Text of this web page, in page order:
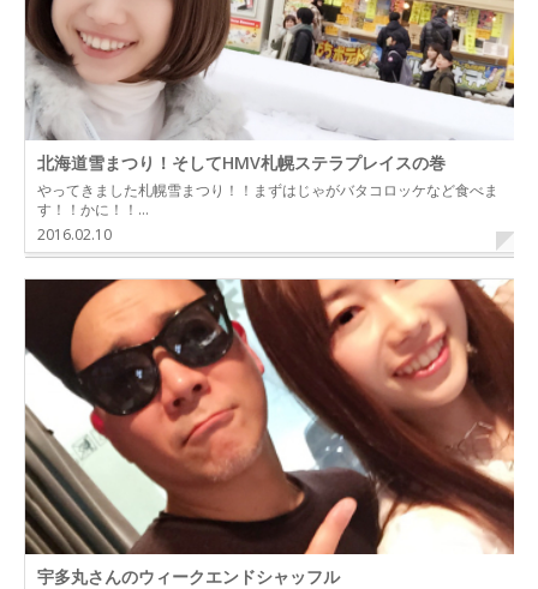
北海道雪まつり！そしてHMV札幌ステラプレイスの巻
やってきました札幌雪まつり！！まずはじゃがバタコロッケなど食べま
す！！かに！！…
2016.02.10
宇多丸さんのウィークエンドシャッフル